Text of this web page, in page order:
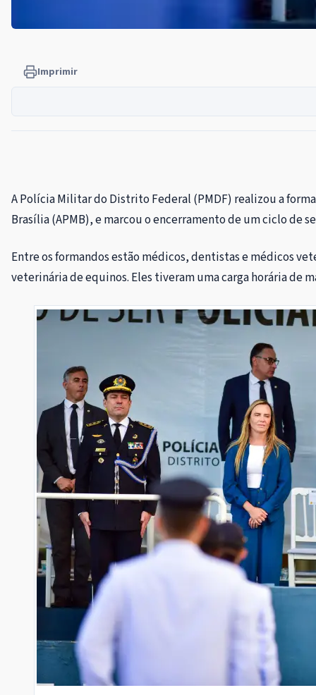
Imprimir
A Polícia Militar do Distrito Federal (PMDF) realizou a
Brasília (APMB), e marcou o encerramento de um ciclo de
Entre os formandos estão médicos, dentistas e médicos
veterinária de equinos. Eles tiveram uma carga horária de